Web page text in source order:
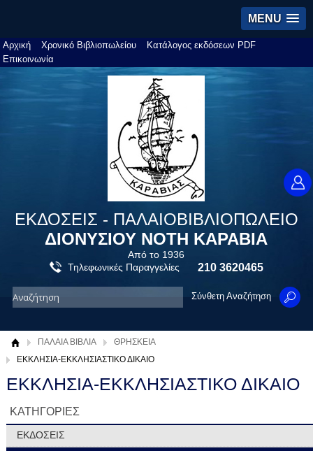
MENU
Αρχική Χρονικό Βιβλιοπωλείου
Κατάλογος εκδόσεων PDF
Επικοινωνία
ΕΚΔΟΣΕΙΣ - ΠΑΛΑΙΟΒΙΒΛΙΟΠΩΛΕΙΟ
ΔΙΟΝΥΣΙΟΥ ΝΟΤΗ ΚΑΡΑΒΙΑ
Από το 1936
Τηλεφωνικές Παραγγελίες
210 3620465
Σύνθετη Αναζήτηση
ΠΑΛΑΙΑ ΒΙΒΛΙΑ
ΘΡΗΣΚΕΙΑ
ΕΚΚΛΗΣΙΑ-ΕΚΚΛΗΣΙΑΣΤΙΚΟ ΔΙΚΑΙΟ
ΕΚΚΛΗΣΙΑ-ΕΚΚΛΗΣΙΑΣΤΙΚΟ ΔΙΚΑΙΟ
ΚΑΤΗΓΟΡΙΕΣ
ΕΚΔΟΣΕΙΣ